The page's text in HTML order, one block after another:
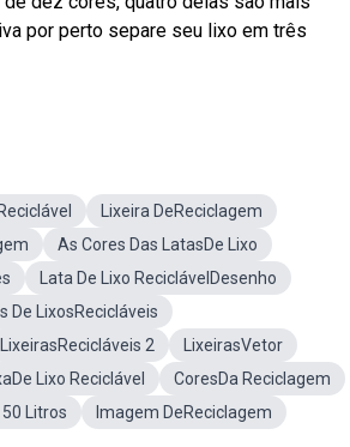
por perto separe seu lixo em três
Lixeira DeReciclagem
As Cores Das LatasDe Lixo
Lata De Lixo ReciclávelDesenho
De LixosRecicláveis
LixeirasRecicláveis 2
LixeirasVetor
Lixo Reciclável
CoresDa Reciclagem
Litros
Imagem DeReciclagem